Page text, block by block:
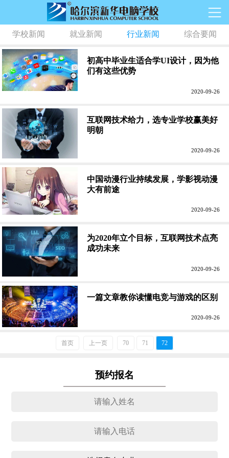
学校新闻 就业新闻 行业新闻 综合要闻
初高中毕业生适合学UI设计，因为他
们有这些优势
2020-09-26
互联网技术给力，选专业学校赢美好
明朝
2020-09-26
中国动漫行业持续发展，学影视动漫
大有前途
2020-09-26
为2020年立个目标，互联网技术点亮
成功未来
2020-09-26
一篇文章教你读懂电竞与游戏的区别
2020-09-26
首页 上一页 70 71 72
预约报名